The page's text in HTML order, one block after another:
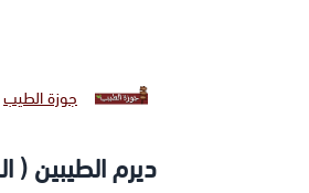
جوزة الطيب
ديرم الطيبين (